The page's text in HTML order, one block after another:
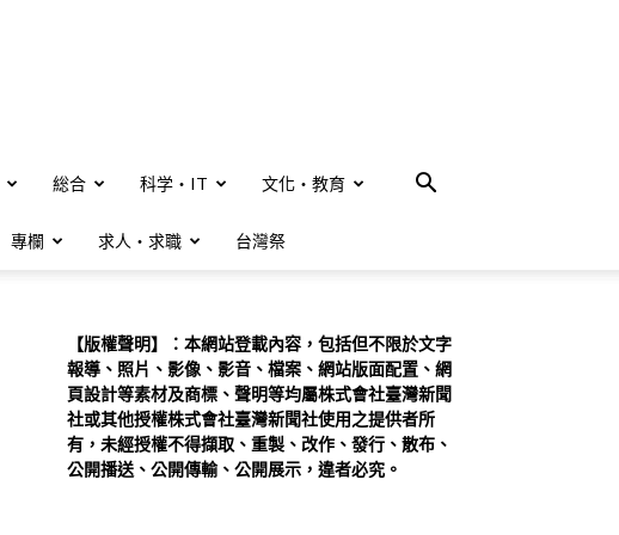
総合 科学・IT 文化・教育
專欄 求人・求職 台灣祭
【版權聲明】：本網站登載內容，包括但不限於文字
報導、照片、影像、影音、檔案、網站版面配置、網
頁設計等素材及商標、聲明等均屬株式會社臺灣新聞
社或其他授權株式會社臺灣新聞社使用之提供者所
有，未經授權不得擷取、重製、改作、發行、散布、
公開播送、公開傳輸、公開展示，違者必究。